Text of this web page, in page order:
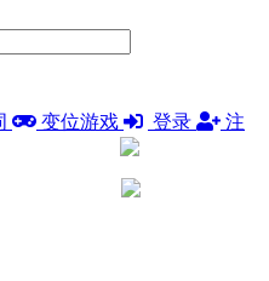
变位游戏 登录
注